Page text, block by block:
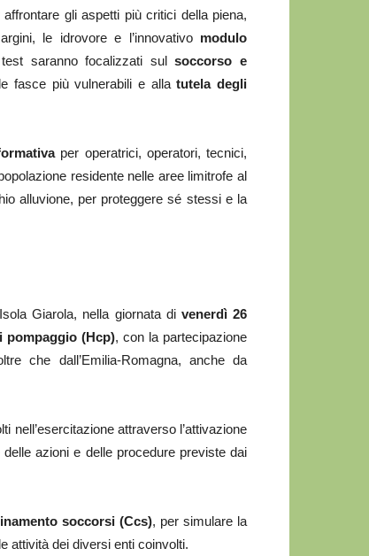
gli aspetti più critici della piena,
le idrovore e l’innovativo modulo
saranno focalizzati sulsoccorso e
fasce più vulnerabili e allatutela degli
per operatrici, operatori, tecnici,
residente nelle aree limitrofe al
alluvione, per proteggere sé stessi e la
Giarola, nella giornata di venerdì 26
pompaggio (Hcp), con la partecipazione
che dall’Emilia-Romagna, anche da
nell’esercitazione attraverso l’attivazione
azioni e delle procedure previste dai
soccorsi (Ccs), per simulare la
attività dei diversi enti coinvolti.